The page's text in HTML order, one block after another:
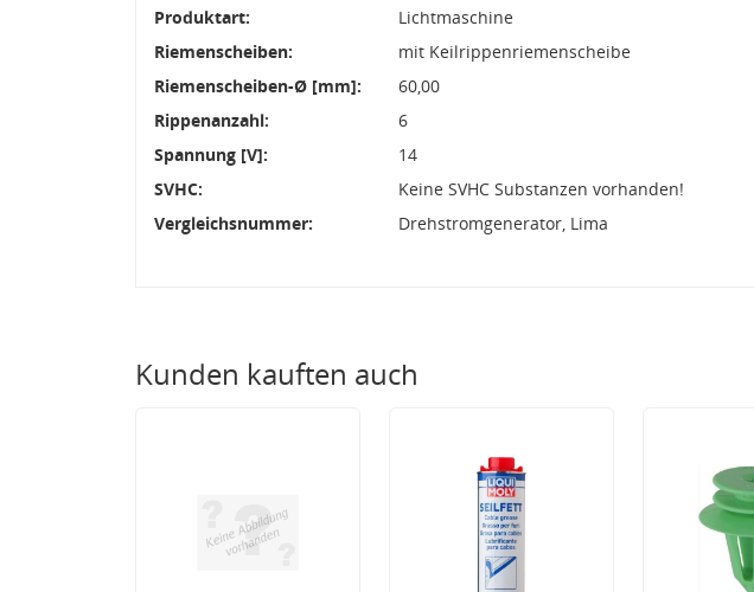
Produktart:
Lichtmaschine
Riemenscheiben:
mit Keilrippenriemenscheibe
Riemenscheiben-Ø [mm]:
60,00
Rippenanzahl:
6
Spannung [V]:
14
SVHC:
Keine SVHC Substanzen vorhanden!
Vergleichsnummer:
Drehstromgenerator, Lima
Kunden kauften auch